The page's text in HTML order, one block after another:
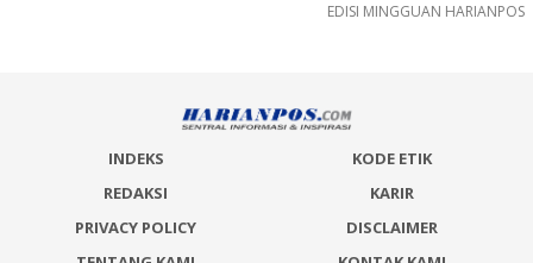
EDISI MINGGUAN HARIANPOS
INDEKS
KODE ETIK
REDAKSI
KARIR
PRIVACY POLICY
DISCLAIMER